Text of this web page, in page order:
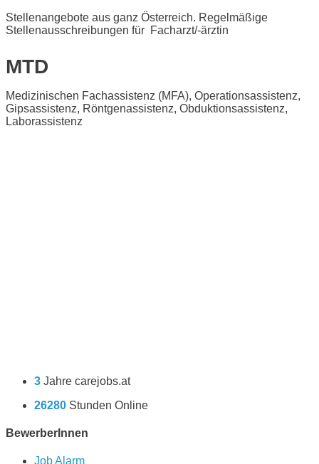
Stellenangebote aus ganz Österreich. Regelmäßige
Stellenausschreibungen für Facharzt/-ärztin
MTD
Medizinischen Fachassistenz (MFA), Operationsassistenz,
Gipsassistenz, Röntgenassistenz, Obduktionsassistenz,
Laborassistenz
3 Jahre carejobs.at
26280 Stunden Online
BewerberInnen
Job Alarm